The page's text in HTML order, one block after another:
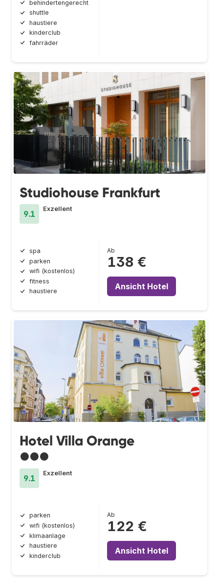
behindertengerecht
shuttle
haustiere
kinderclub
fahrräder
Studiohouse Frankfurt
9.1
Exzellent
spa
parken
wifi (kostenlos)
fitness
haustiere
Ab
138 €
Ansicht Hotel
Hotel Villa Orange
●●●
9.1
Exzellent
parken
wifi (kostenlos)
klimaanlage
haustiere
kinderclub
Ab
122 €
Ansicht Hotel